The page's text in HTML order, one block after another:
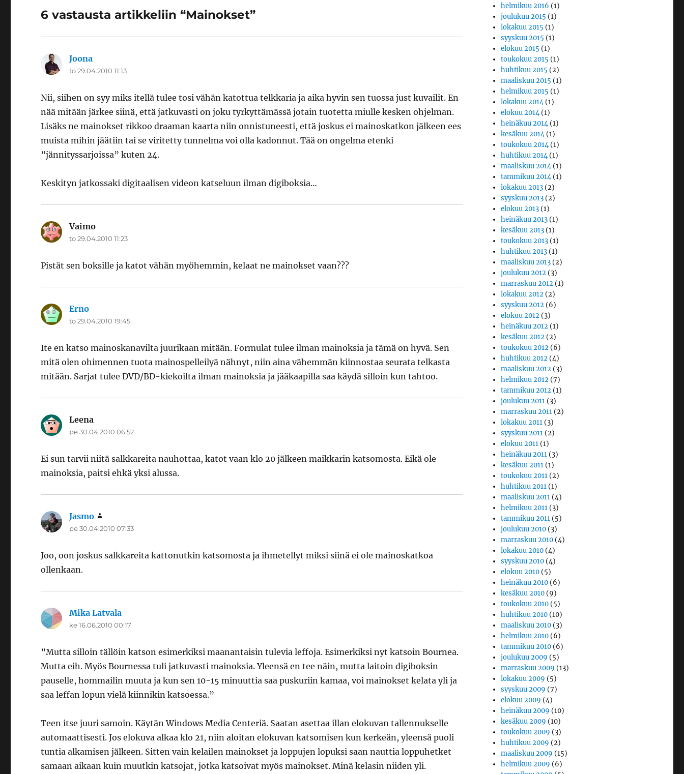
6 vastausta artikkeliin “Mainokset”
Joona
to 29.04.2010 11:13
Nii, siihen on syy miks itellä tulee tosi vähän katottua telkkaria ja aika hyvin sen tuossa just kuvailit. En
nää mitään järkee siinä, että jatkuvasti on joku tyrkyttämässä jotain tuotetta miulle kesken ohjelman.
Lisäks ne mainokset rikkoo draaman kaarta niin onnistuneesti, että joskus ei mainoskatkon jälkeen ees
muista mihin jäätiin tai se viritetty tunnelma voi olla kadonnut. Tää on ongelma etenki
”jännityssarjoissa” kuten 24.
Keskityn jatkossaki digitaalisen videon katseluun ilman digiboksia…
Vaimo
to 29.04.2010 11:23
Pistät sen boksille ja katot vähän myöhemmin, kelaat ne mainokset vaan???
Erno
to 29.04.2010 19:45
Ite en katso mainoskanavilta juurikaan mitään. Formulat tulee ilman mainoksia ja tämä on hyvä. Sen
mitä olen ohimennen tuota mainospelleilyä nähnyt, niin aina vähemmän kiinnostaa seurata telkasta
mitään. Sarjat tulee DVD/BD-kiekoilta ilman mainoksia ja jääkaapilla saa käydä silloin kun tahtoo.
Leena
pe 30.04.2010 06:52
Ei sun tarvii niitä salkkareita nauhottaa, katot vaan klo 20 jälkeen maikkarin katsomosta. Eikä ole
mainoksia, paitsi ehkä yksi alussa.
Jasmo
pe 30.04.2010 07:33
Joo, oon joskus salkkareita kattonutkin katsomosta ja ihmetellyt miksi siinä ei ole mainoskatkoa
ollenkaan.
Mika Latvala
ke 16.06.2010 00:17
”Mutta silloin tällöin katson esimerkiksi maanantaisin tulevia leffoja. Esimerkiksi nyt katsoin Bournea.
Mutta eih. Myös Bournessa tuli jatkuvasti mainoksia. Yleensä en tee näin, mutta laitoin digiboksin
pauselle, hommailin muuta ja kun sen 10-15 minuuttia saa puskuriin kamaa, voi mainokset kelata yli ja
saa leffan lopun vielä kiinnikin katsoessa.”
Teen itse juuri samoin. Käytän Windows Media Centeriä. Saatan asettaa illan elokuvan tallennukselle
automaattisesti. Jos elokuva alkaa klo 21, niin aloitan elokuvan katsomisen kun kerkeän, yleensä puoli
tuntia alkamisen jälkeen. Sitten vain kelailen mainokset ja loppujen lopuksi saan nauttia loppuhetket
samaan aikaan kuin muutkin katsojat, jotka katsoivat myös mainokset. Minä kelasin niiden yli.
helmikuu 2016 (1)
joulukuu 2015 (1)
lokakuu 2015 (1)
syyskuu 2015 (1)
elokuu 2015 (1)
toukokuu 2015 (1)
huhtikuu 2015 (2)
maaliskuu 2015 (1)
helmikuu 2015 (1)
lokakuu 2014(1)
elokuu 2014(1)
heinäkuu 2014(1)
kesäkuu 2014(1)
toukokuu 2014(1)
huhtikuu 2014(1)
maaliskuu 2014(1)
tammikuu 2014(1)
lokakuu 2013 (2)
syyskuu 2013 (2)
elokuu 2013 (1)
heinäkuu 2013 (1)
kesäkuu 2013 (1)
toukokuu 2013 (1)
huhtikuu 2013 (1)
maaliskuu 2013 (2)
joulukuu 2012 (3)
marraskuu 2012 (1)
lokakuu 2012 (2)
syyskuu 2012 (6)
elokuu 2012 (3)
heinäkuu 2012 (1)
kesäkuu 2012 (2)
toukokuu 2012 (6)
huhtikuu 2012 (4)
maaliskuu 2012 (3)
helmikuu 2012 (7)
tammikuu 2012 (1)
joulukuu 2011 (3)
marraskuu 2011 (2)
lokakuu 2011 (3)
syyskuu 2011 (2)
elokuu 2011 (1)
heinäkuu 2011 (3)
kesäkuu 2011 (1)
toukokuu 2011 (2)
huhtikuu 2011 (1)
maaliskuu 2011 (4)
helmikuu 2011 (3)
tammikuu 2011 (5)
joulukuu 2010 (3)
marraskuu 2010 (4)
lokakuu 2010 (4)
syyskuu 2010 (4)
elokuu 2010 (5)
heinäkuu 2010 (6)
kesäkuu 2010 (9)
toukokuu 2010 (5)
huhtikuu 2010 (10)
maaliskuu 2010 (3)
helmikuu 2010 (6)
tammikuu 2010 (6)
joulukuu 2009 (5)
marraskuu 2009 (13)
lokakuu 2009 (5)
syyskuu 2009 (7)
elokuu 2009 (4)
heinäkuu 2009 (10)
kesäkuu 2009 (10)
toukokuu 2009 (3)
huhtikuu 2009 (2)
maaliskuu 2009 (15)
helmikuu 2009 (6)